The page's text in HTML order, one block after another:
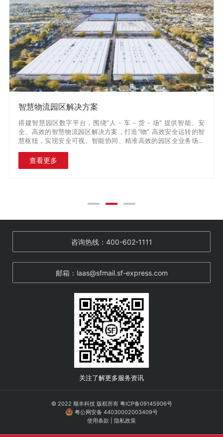
决方案
平台，围绕“人 - 车 - 货 - 场” 提供智能、安
园区解决方案，打造“物” 高效安全运转的智
视、智能协同、精准高效的园区全业务场景
丰途速运，以科技和数
通过物联网、大数据等
同物流业务场景，形成
咨询热线：400-602-1111
邮箱：laas@sfmail.sf-express.com
关注了解更多服务资讯
© 2022 顺丰科技 版权所有 粤ICP备09145906号
粤公网安备 44030002003409号
使用条款
隐私政策